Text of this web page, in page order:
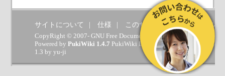
サイトについて 仕様 このサイトへの要望 ヘルプ
CopyRight © 2007- GNU Free Documentation License.
Powered by PukiWiki 1.4.7 PukiWiki Developers Team( GPL )
1.3 by yu-ji